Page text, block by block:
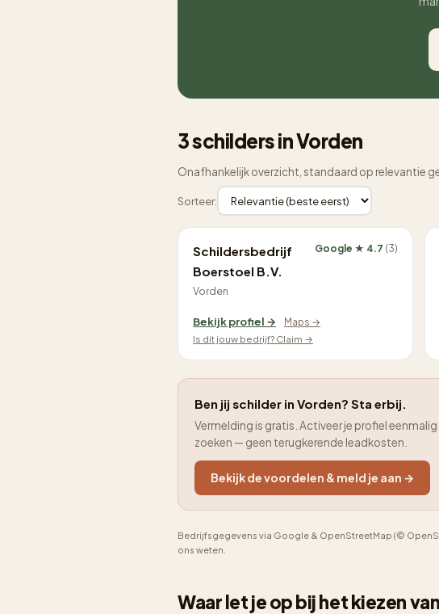
3 schilders in Vorden
Onafhankelijk overzicht, standaard op relevantie
Sorteer:
Schildersbedrijf
Boerstoel B.V.
Vorden
Google ★ 4.7 (3)
Bekijk profiel →
Maps →
Is dit jouw bedrijf? Claim →
Ben jij schilder in Vorden? Sta erbij.
Vermelding is gratis. Activeer je profiel
zoeken — geen terugkerende leadkosten.
Bekijk de voordelen & meld je aan →
Bedrijfsgegevens via Google & OpenStreetMap (©
ons weten.
Waar let je op bij het kiezen